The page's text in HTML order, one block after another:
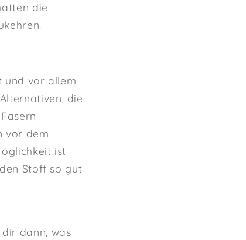
die
und vor allem
die
vor dem
ist
Stoff so gut
dann, was